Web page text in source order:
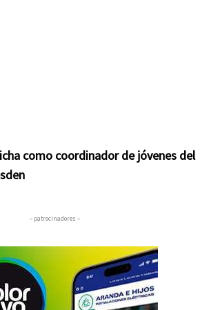
como coordinador de jóvenes del
– patrocinadores –